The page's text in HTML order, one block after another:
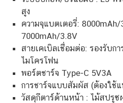
สูง
ความจุแบตเตอรี่:
7000mAh/3.8V
สายเคเบิลเชื่อมต่อ: รองรับก
ไมโครโฟน
พอร์ตชาร์จ Type-C 5V3A
การชาร์จแบบสัมผัส (ต้องใช้
วัสดุกีตาร์ด้านหน้า : ไม้สปรูซ